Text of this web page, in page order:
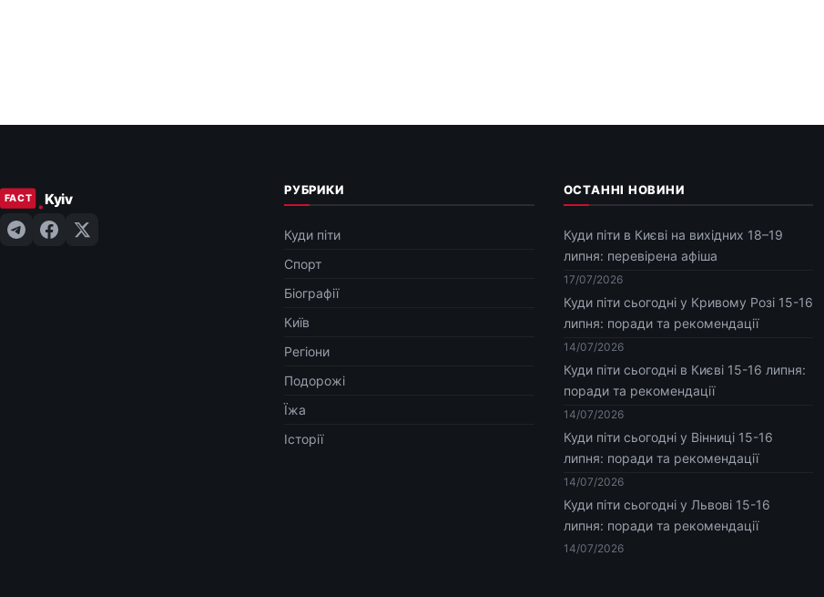
РУБРИКИ
Куди піти
Спорт
Біографії
Київ
Регіони
Подорожі
Їжа
Історії
ОСТАННІ НОВИНИ
Куди піти в Києві на вихідних 18–19
липня: перевірена афіша
17/07/2026
Куди піти сьогодні у Кривому Розі 15-16
липня: поради та рекомендації
14/07/2026
Куди піти сьогодні в Києві 15-16 липня:
поради та рекомендації
14/07/2026
Куди піти сьогодні у Вінниці 15-16
липня: поради та рекомендації
14/07/2026
Куди піти сьогодні у Львові 15-16
липня: поради та рекомендації
14/07/2026